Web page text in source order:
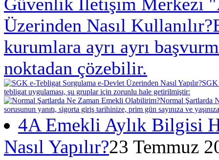
Üzerinden Nasıl Kullanılır?
kurumlara ayrı ayrı
noktadan çözebilir.
SGK
tebligat uygulaması, şu gruplar için zorunlu hale getirilmiştir:
Normal Şartlarda
sorusunun yanıtı, sigorta giriş tarihinize, prim gün sayınıza ve
4A Emekli Aylık Bilgisi
Nasıl Yapılır?23 Temmuz